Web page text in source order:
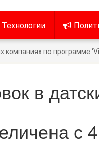
Технологии
по программе
в
с